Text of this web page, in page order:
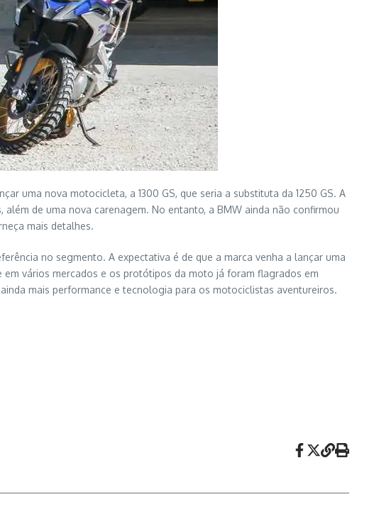
uma nova motocicleta, a 1300 GS, que seria a substituta da 1250 GS. A
de uma nova carenagem. No entanto, a BMW ainda não confirmou
mais detalhes.
no segmento. A expectativa é de que a marca venha a lançar uma
em vários mercados e os protótipos da moto já foram flagrados em
mais performance e tecnologia para os motociclistas aventureiros.